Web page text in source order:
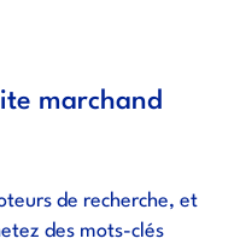
marchand
de recherche, et
des mots-clés